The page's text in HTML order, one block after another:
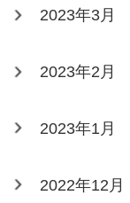
2023年3月
2023年2月
2023年1月
2022年12月